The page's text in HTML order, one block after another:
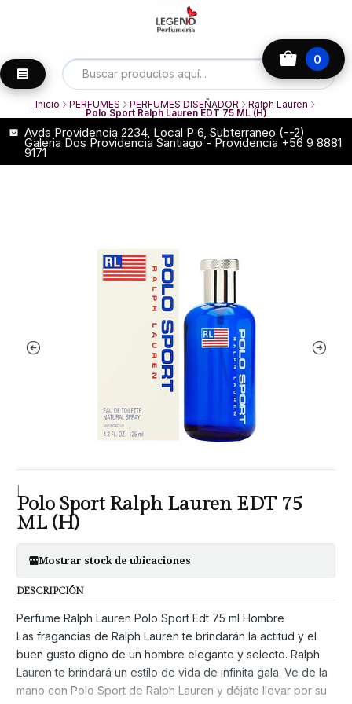
0
Avda Providencia 2234, Local P 6, Subterraneo (--2)
Galeria Dos Providencia Santiago - Providencia +56 9 8881
9171
Inicio PERFUMES PERFUMES DISEÑADOR Ralph Lauren
Polo Sport Ralph Lauren EDT 75 ML (H)
Polo Sport Ralph Lauren EDT 75
ML (H)
Mostrar stock de ubicaciones
DESCRIPCIÓN
Perfume Ralph Lauren Polo Sport Edt 75 ml Hombre
Las fragancias de Ralph Lauren te brindarán la actitud y el
buen gusto digno de un hombre elegante y selecto. Ralph
Lauren te brindará un estilo de vida de infinita gala. Ve de la
mano con Polo Sport de Ralph Lauren y déjate llevar por su